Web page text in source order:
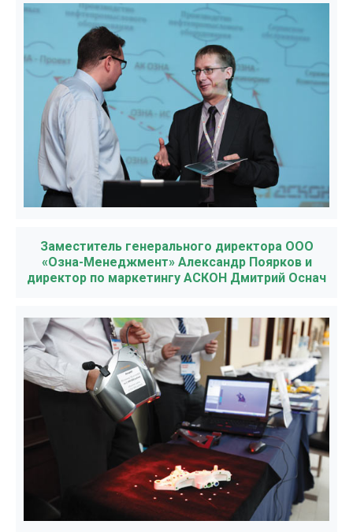
Заместитель генерального директора ООО
«Озна-Менеджмент» Александр Поярков и
директор по маркетингу АСКОН Дмитрий Оснач